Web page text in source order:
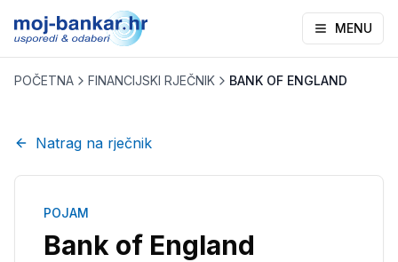
MENU
POČETNA FINANCIJSKI RJEČNIK BANK OF ENGLAND
Natrag na rječnik
POJAM
Bank of England